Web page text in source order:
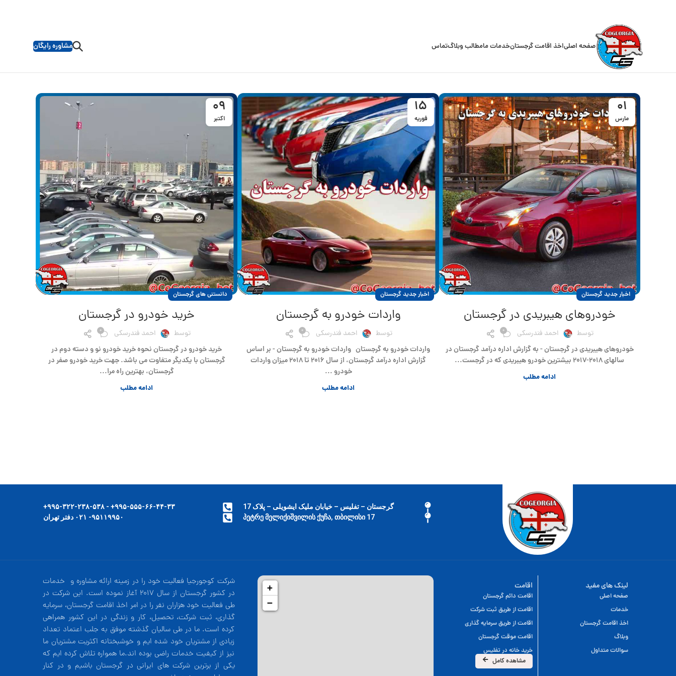
صفحه اصلیاخذ اقامت گرجستانخدمات مامطالب وبلاگتماس مشاوره رایگان
01
مارس
اخبار جدید گرجستان
خودروهای هیبریدی در گرجستان
توسط احمد فندرسکی 0
خودروهای هیبریدی در گرجستان - به گزارش اداره درآمد گرجستان در
سالهای ۲۰۱۸-۲۰۱۷ بیشترین خودرو هیبریدی که در گرجست...
ادامه مطلب
15
فوریه
اخبار جدید گرجستان
واردات خودرو به گرجستان
توسط احمد فندرسکی 0
واردات خودرو به گرجستان واردات خودرو به گرجستان - بر اساس
گزارش اداره درآمد گرجستان، از سال ۲۰۱۶ تا ۲۰۱۸ میزان واردات
خودرو ...
ادامه مطلب
09
اکتبر
دانستنی های گرجستان
خرید خودرو در گرجستان
توسط احمد فندرسکی 0
خرید خودرو در گرجستان نحوه خرید خودرو نو و دسته دوم در
گرجستان با یکدیگر متفاوت می باشد. جهت خرید خودرو صفر در
گرجستان، بهترین راه مرا...
ادامه مطلب
۹۹۵-۵۵۵-۶۶-۴۴-۳۳+ - ۹۹۵-۳۲۲-۲۳۸-۵۳۸+
۹۵۱۱۹۹۵۰- ۰۲۱ دفتر تهران
گرجستان – تفلیس – خیابان ملیک ایشویلی – پلاک 17
17 პეტრე მელიქიშვილის ქუჩა, თბილისი
شرکت کوجورجیا فعالیت خود را در زمینه ارائه مشاوره و خدمات
در کشور گرجستان از سال 2017 آغاز نموده است. این شرکت در
طی فعالیت خود هزاران نفر را در امر اخذ اقامت گرجستان، سرمایه
گذاری، ثبت شرکت، تحصیل، کار و زندگی در این کشور همراهی
کرده است. ما در طی سالیان گذشته موفق به جلب اعتماد تعداد
زیادی از مشتریان خود شده ایم و خوشبختانه اکثریت مشتریان ما
نیز از کیفیت خدمات راضی بوده اند.ما همواره تلاش کرده ایم که
یکی از برترین شرکت های ایرانی در گرجستان باشیم و در کنار
+
−
اقامت
اقامت دائم گرجستان
اقامت از طریق ثبت شرکت
اقامت از طریق سرمایه گذاری
اقامت موقت گرجستان
خرید خانه در تفلیس
مشاهده کامل
لینک های مفید
صفحه اصلی
خدمات
اخذ اقامت گرجستان
وبلاگ
سوالات متداول